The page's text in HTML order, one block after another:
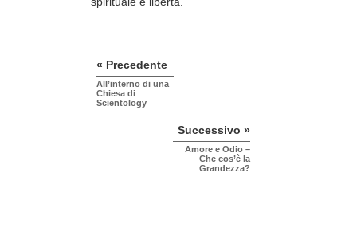
« Precedente
All’interno di una
Chiesa di
Scientology
Successivo »
Amore e Odio –
Che cos’è la
Grandezza?